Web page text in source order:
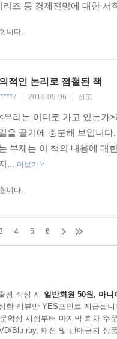
회복지의 치명적인 결합이
야 한다.
지난 60년간 한국이 이룬
저성장시대에 들어설 수
성장을 포기해서는 안 되
서도 좋은 일자리를 많이
는 도전에 직면해 있다.
취를 이끈 성공방정식을
북한체제의 변화에 대비
.
리즈 등 경제전망에 대한
니다.
적인 논리로 점철된 책
2013-09-06 신고
우리는 어디로 가고 있는가
을 끌기에 충분해 보입니다
부제는 이 책의 내용에 대
... 더보기
니다.
4 5 6
평 작성 시 일반회원 50원, 마니
한 리뷰만 YES포인트 지급됩니
확정 시점부터 마지막 회차 주
Blu-ray, 패션 및 판매금지 상